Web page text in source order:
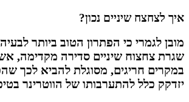
איך לצחצח שיניים נכון?
מובן לגמרי כי הפתרון הטוב ביותר
שגרת צחצוח שיניים סדירה מקדימה,
במקרים חריגים, מסוגלת להביא לכך
יזדקק כלל להתערבותו של הווטרינר